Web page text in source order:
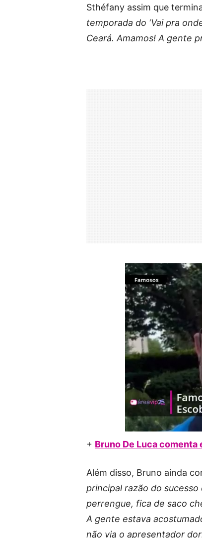
Sthéfany assim que
temporada do ‘Vai pra
Ceará. Amamos! A gente
+ Bruno De Luca comenta
Além disso, Bruno ainda
principal razão do
perrengue, fica de saco
A gente estava
não via o apresentador